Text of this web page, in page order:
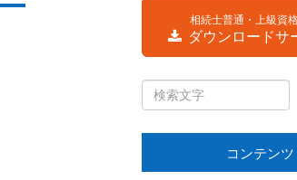
相続士普通・上級資
ダウンロードサ
コンテンツ